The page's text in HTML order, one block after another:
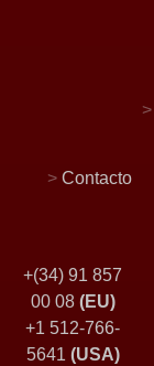
>
> Contacto
+(34) 91 857
00 08 (EU)
+1 512-766-
5641 (USA)